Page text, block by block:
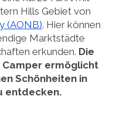
Hills Gebiet von
(AONB). Hier können
Marktstädte
erkunden. Die
Camper ermöglicht
Schönheiten in
entdecken.